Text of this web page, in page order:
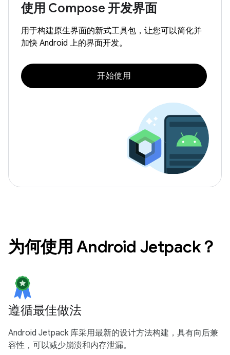
使用 Compose 开发界面
用于构建原生界面的新式工具包，让您可以简化并
加快 Android 上的界面开发。
开始使用
为何使用 Android Jetpack？
遵循最佳做法
Android Jetpack 库采用最新的设计方法构建，具有向后兼
容性，可以减少崩溃和内存泄漏。